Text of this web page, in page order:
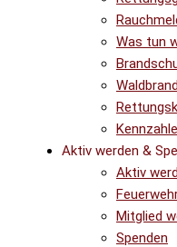
Was tun
Waldbrand
Aktiv werden &
Aktiv
Mitglied
Spenden